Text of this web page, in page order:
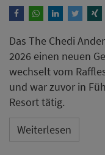
Das The Chedi
2026 einen neuen
wechselt vom
und war zuvor in
Resort tätig.
Weiterlesen